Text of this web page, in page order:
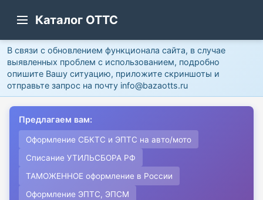
Каталог ОТТС
В связи с обновлением функционала сайта, в случае
выявленных проблем с использованием, подробно
опишите Вашу ситуацию, приложите скриншоты и
отправьте запрос на почту info@bazaotts.ru
Предлагаем вам:
Оформление СБКТС и ЭПТС на авто/мото
Списание УТИЛЬСБОРА РФ
ТАМОЖЕННОЕ оформление в России
Оформление ЭПТС, ЭПСМ